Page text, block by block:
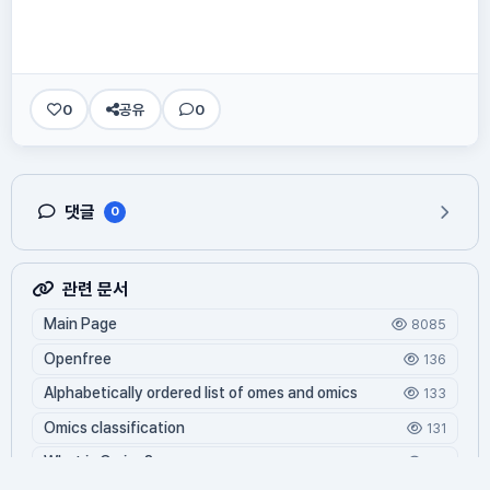
0 공유 0
댓글 0
관련 문서
Main Page 8085
Openfree 136
Alphabetically ordered list of omes and omics 133
Omics classification 131
What is Oming?